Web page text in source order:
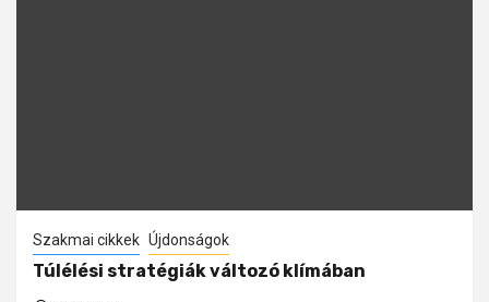
Szakmai cikkek Újdonságok
Túlélési stratégiák változó klímában